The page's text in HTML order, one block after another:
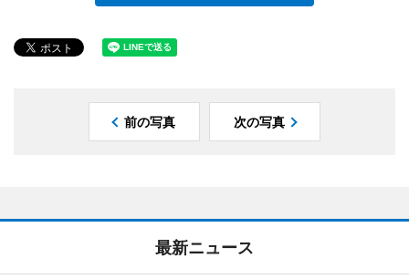
前の写真 次の写真
最新ニュース